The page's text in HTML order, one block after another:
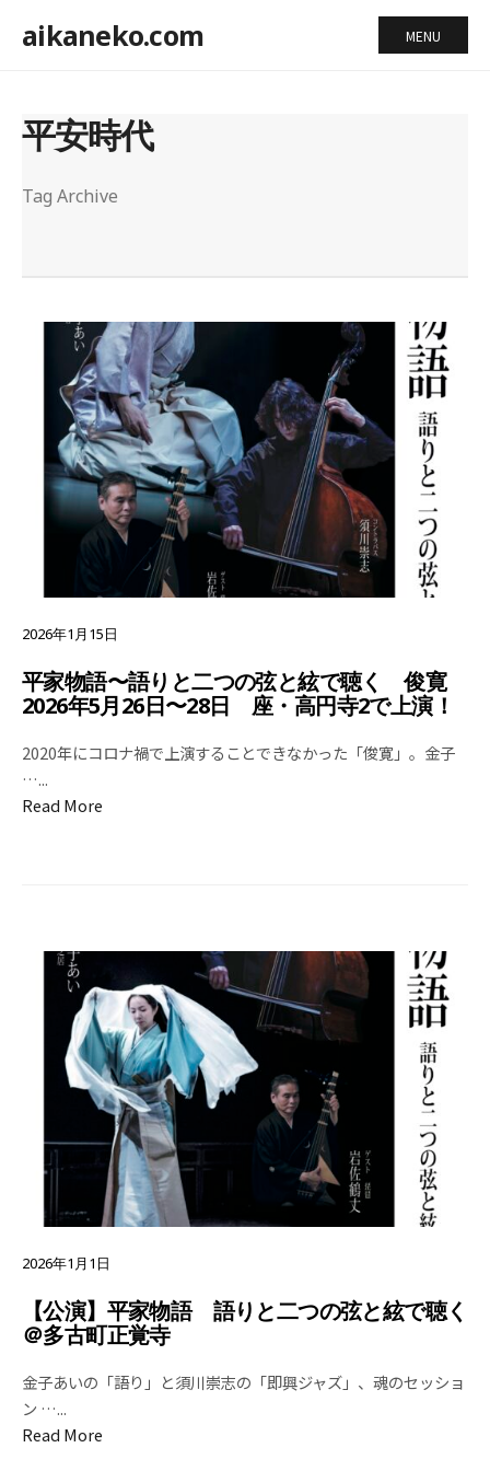
aikaneko.com MENU
平安時代
Tag Archive
2026年1月15日
平家物語〜語りと二つの弦と絃で聴く 俊寛
2026年5月26日〜28日 座・高円寺2で上演！
2020年にコロナ禍で上演することできなかった「俊寛」。金子
…...
Read More
2026年1月1日
【公演】平家物語 語りと二つの弦と絃で聴く
＠多古町正覚寺
金子あいの「語り」と須川崇志の「即興ジャズ」、魂のセッショ
ン …...
Read More